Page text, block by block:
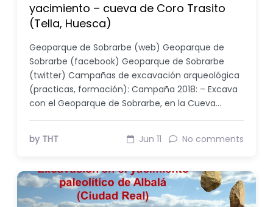
yacimiento – cueva de Coro Trasito
(Tella, Huesca)
Geoparque de Sobrarbe (web) Geoparque de
Sobrarbe (facebook) Geoparque de Sobrarbe
(twitter) Campañas de excavación arqueológica
(practicas, formación): Campaña 2018: – Excava
con el Geoparque de Sobrarbe, en la Cueva…
by THT Jun 11 No comments